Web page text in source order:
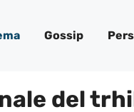
Gossip
del